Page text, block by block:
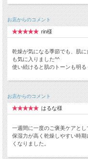
お店からのコメント
rin様
乾燥が気になる季節でも、肌
も気に入りました^^
使い続けると肌のトーンも明る
お店からのコメント
はるな様
一週間に一度のご褒美ケアとし
保湿力が高く乾燥しやすい時
くなりました。